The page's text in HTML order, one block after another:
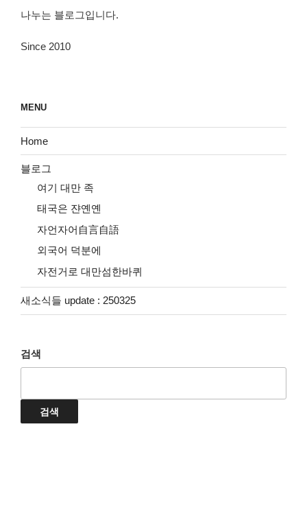
나누는 블로그입니다.
Since 2010
MENU
Home
블로그
여기 대만 족
태국은 쟌옌옌
자언자어自言自語
외국어 덕분에
자전거로 대만섬한바퀴
새소식들 update : 250325
검색
검색